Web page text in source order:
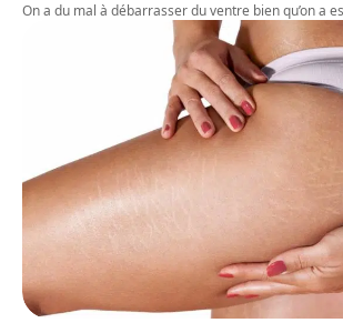
On a du mal à débarrasser du ventre bien qu’on a